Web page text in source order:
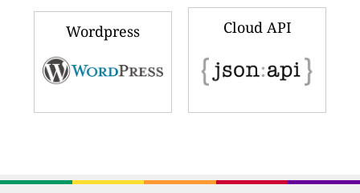
Wordpress Cloud API